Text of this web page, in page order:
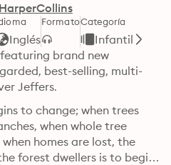
HarperCollins
Inglés
FormatoCategoría
Infantil
brand new
best-selling, multi-
Jeffers.
to change; when trees
when whole tree
homes are lost, the
forest dwellers is to begin